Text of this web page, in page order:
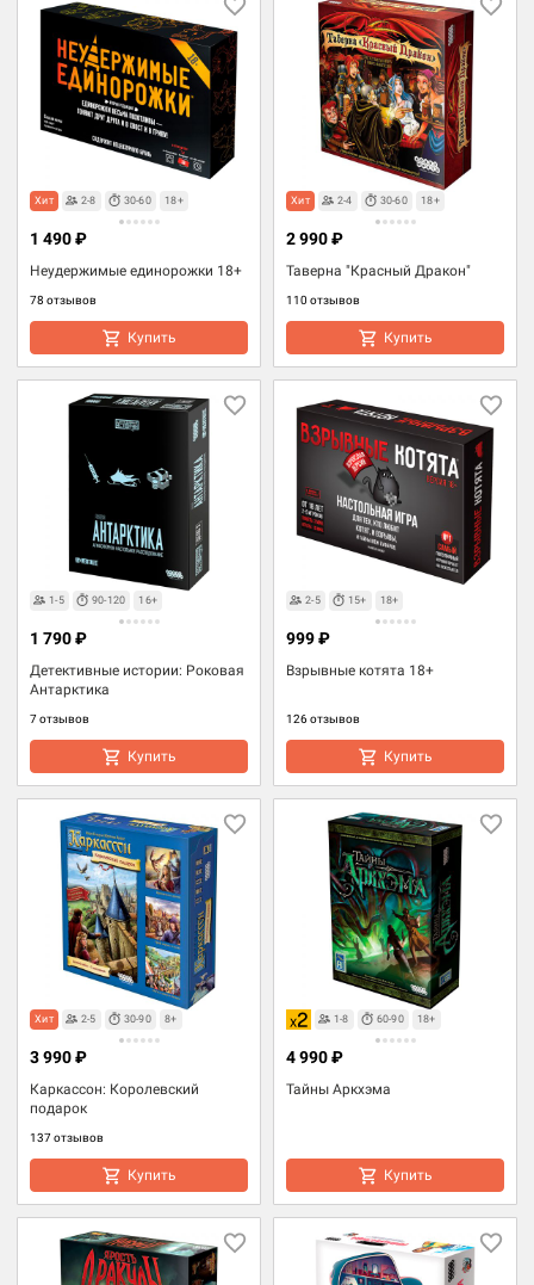
Хит 2-8 30-60 18+
Неудержимые единорожки 18+
78 отзывов
1 490 ₽
Купить
Хит 2-4 30-60 18+
Таверна "Красный Дракон"
110 отзывов
2 990 ₽
Купить
1-5 90-120 16+
Детективные истории: Роковая
Антарктика
7 отзывов
1 790 ₽
Купить
2-5 15+ 18+
Взрывные котята 18+
126 отзывов
999 ₽
Купить
Хит 2-5 30-90 8+
Каркассон: Королевский
подарок
137 отзывов
3 990 ₽
Купить
1-8 60-90 18+
Тайны Аркхэма
4 990 ₽
Купить